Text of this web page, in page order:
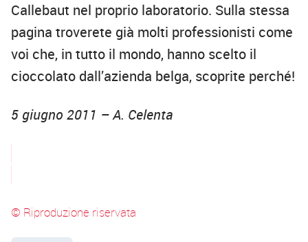
Callebaut nel proprio laboratorio. Sulla stessa
pagina troverete già molti professionisti come
voi che, in tutto il mondo, hanno scelto il
cioccolato dall’azienda belga, scoprite perché!
5 giugno 2011 – A. Celenta
© Riproduzione riservata